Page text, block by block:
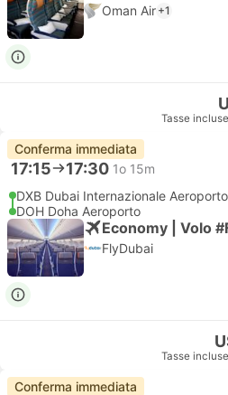
Oman Air +1
Tasse incluse
Conferma immediata
17:15 17:30 1o 15m
DXB Dubai Internazionale Aeroporto
DOH Doha Aeroporto
Economy | Volo
FlyDubai
Tasse incluse
Conferma immediata